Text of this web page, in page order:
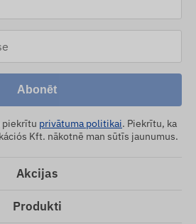
Abonēt
piekrītu privātuma politikai. Piekrītu, ka
Kft. nākotnē man sūtīs jaunumus.
Akcijas
Produkti